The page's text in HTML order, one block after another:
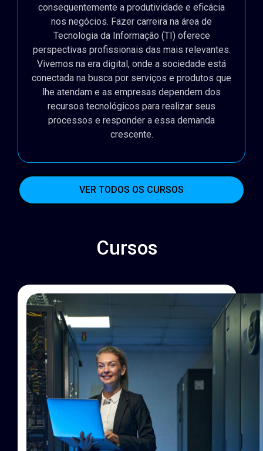
consequentemente a produtividade e eficácia
nos negócios. Fazer carreira na área de
Tecnologia da Informação (TI) oferece
perspectivas profissionais das mais relevantes.
Vivemos na era digital, onde a sociedade está
conectada na busca por serviços e produtos que
lhe atendam e as empresas dependem dos
recursos tecnológicos para realizar seus
processos e responder a essa demanda
crescente.
VER TODOS OS CURSOS
Cursos